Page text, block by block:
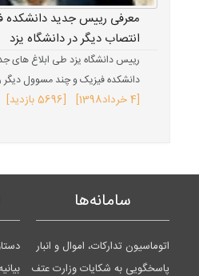
معرفی رییس جدید دانشکده
انتصاب دیگر در دانشگاه یزد
رییس دانشگاه یزد طی ابلاغ های
دانشکده فیزیک و چند مسوول دیگر
[4 خرداد 1398] [5696 بازدید]
سامانه‌ها
اتوماسیون تدارکات، اموال و انبار
پاسخگویی به شکایات وزارت عتف